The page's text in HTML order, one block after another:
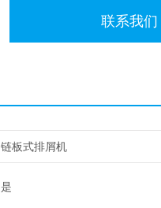
联系我们
链板式排屑机
是